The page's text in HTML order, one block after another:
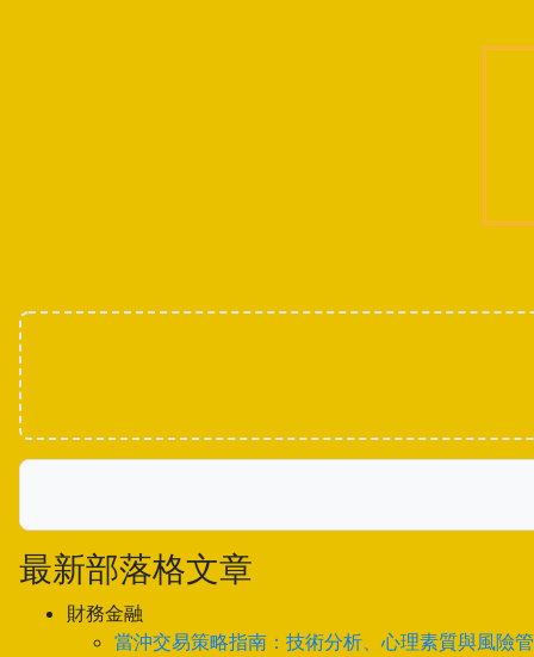
最新部落格文章
財務金融
當沖交易策略指南：技術分析、心理素質與風險